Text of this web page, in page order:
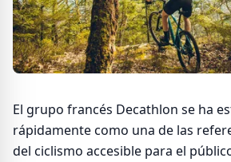
El grupo francés Decathlon se ha
rápidamente como una de las
del ciclismo accesible para el